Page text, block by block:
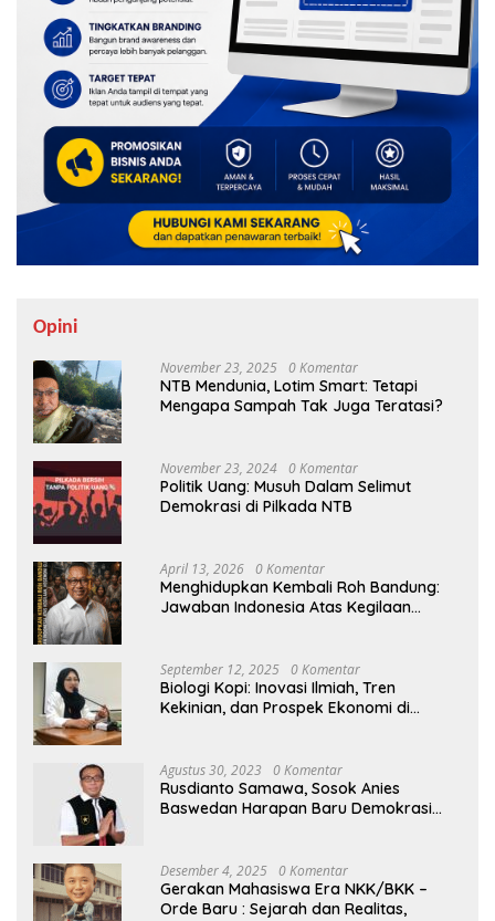
Opini
November 23, 2025 0 Komentar
NTB Mendunia, Lotim Smart: Tetapi
Mengapa Sampah Tak Juga Teratasi?
November 23, 2024 0 Komentar
Politik Uang: Musuh Dalam Selimut
Demokrasi di Pilkada NTB
April 13, 2026 0 Komentar
Menghidupkan Kembali Roh Bandung:
Jawaban Indonesia Atas Kegilaan
September 12, 2025 0 Komentar
Biologi Kopi: Inovasi Ilmiah, Tren
Kekinian, dan Prospek Ekonomi di
Agustus 30, 2023 0 Komentar
Rusdianto Samawa, Sosok Anies
Baswedan Harapan Baru Demokrasi
Desember 4, 2025 0 Komentar
Gerakan Mahasiswa Era NKK/BKK –
Orde Baru : Sejarah dan Realitas,